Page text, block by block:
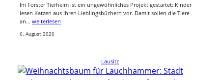
Im Forster Tierheim ist ein ungewöhnliches Projekt gestartet: Kinder
lesen Katzen aus ihren Lieblingsbüchern vor. Damit sollen die Tiere
an… weiterlesen
6. August 2026
Lausitz